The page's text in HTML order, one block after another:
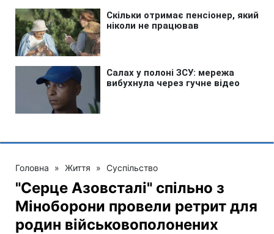
Головна » Життя » Суспільство
"Серце Азовсталі" спільно з
Міноборони провели ретрит для
родин військовополонених